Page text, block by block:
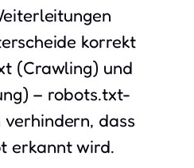
korrekt
(Crawling) und
– robots.txt-
verhindern, dass
erkannt wird.